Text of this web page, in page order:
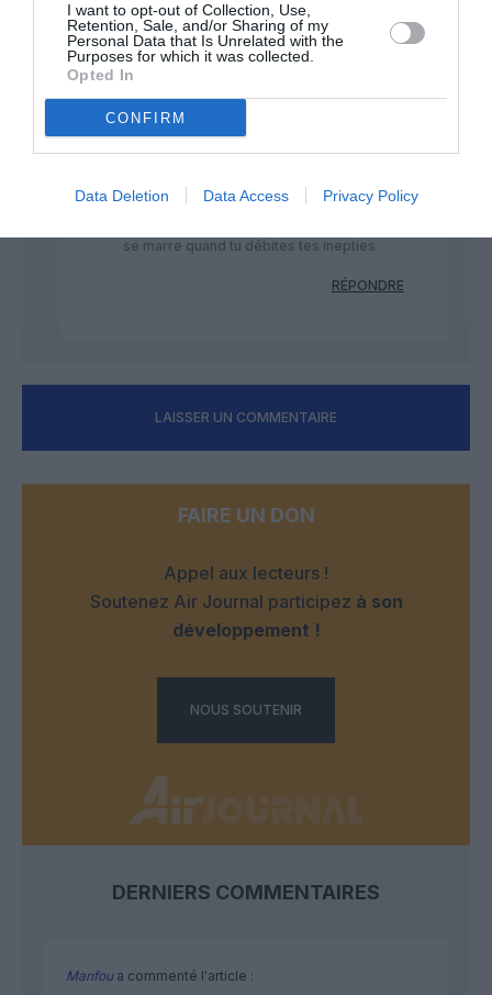
I want to opt-out of Collection, Use,
Retention, Sale, and/or Sharing of my
Personal Data that Is Unrelated with the
Purposes for which it was collected.
Opted In
CONFIRM
Data Deletion Data Access Privacy Policy
milliards de cash envolés l amerloque au
tapis avec seulement 20% du marché des
mono couloirs qui va représenter 75 %
des commandes et des livraisons en
berne …2025 sera pas beaucoup mieux
milliards de bénef
se marre quand tu débites tes inepties
RÉPONDRE
LAISSER UN COMMENTAIRE
FAIRE UN DON
Appel aux lecteurs !
Soutenez Air Journal participez à son
développement !
NOUS SOUTENIR
DERNIERS COMMENTAIRES
Manfoua commenté l'article :